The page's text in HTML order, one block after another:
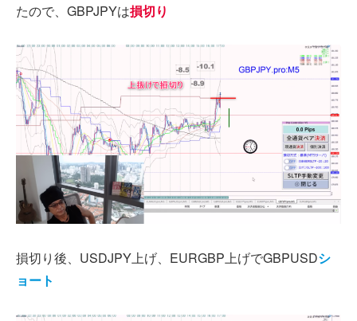
たので、GBPJPYは損切り
損切り後、USDJPY上げ、EURGBP上げでGBPUSDシ
ョート